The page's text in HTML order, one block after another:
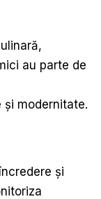
au parte de
și modernitate.
și